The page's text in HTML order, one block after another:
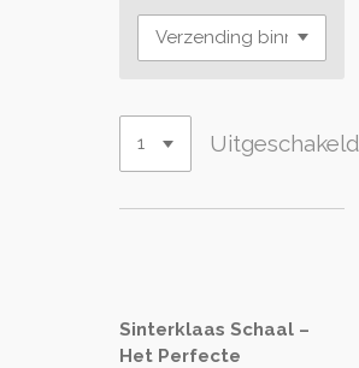
Sinterklaas Schaal –
Het Perfecte